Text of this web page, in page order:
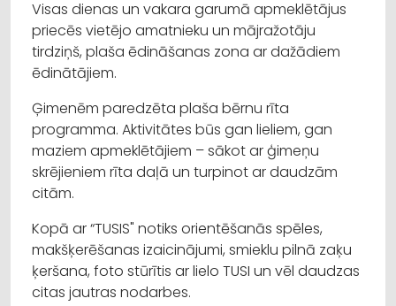
Visas dienas un vakara garumā apmeklētājus
priecēs vietējo amatnieku un mājražotāju
tirdziņš, plaša ēdināšanas zona ar dažādiem
ēdinātājiem.
Ģimenēm paredzēta plaša bērnu rīta
programma. Aktivitātes būs gan lieliem, gan
maziem apmeklētājiem – sākot ar ģimeņu
skrējieniem rīta daļā un turpinot ar daudzām
citām.
Kopā ar “TUSIS" notiks orientēšanās spēles,
makšķerēšanas izaicinājumi, smieklu pilnā zaķu
ķeršana, foto stūrītis ar lielo TUSI un vēl daudzas
citas jautras nodarbes.